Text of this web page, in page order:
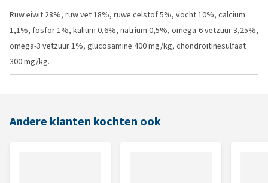
Ruw eiwit 28%, ruw vet 18%, ruwe celstof 5%, vocht 10%, calcium
1,1%, fosfor 1%, kalium 0,6%, natrium 0,5%, omega-6 vetzuur 3,25%,
omega-3 vetzuur 1%, glucosamine 400 mg/kg, chondroïtinesulfaat
300 mg/kg.
Andere klanten kochten ook